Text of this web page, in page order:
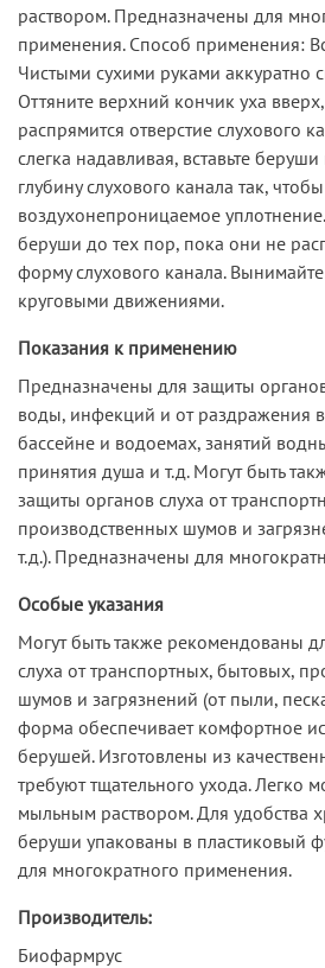
раствором. Предназначены для
применения. Способ применения:
Чистыми сухими руками аккуратно
Оттяните верхний кончик уха
распрямится отверстие слухового
слегка надавливая, вставьте
глубину слухового канала так,
воздухонепроницаемое
беруши до тех пор, пока они не
форму слухового канала.
круговыми движениями.
Показания к применению
Предназначены для защиты
воды, инфекций и от раздражения
бассейне и водоемах, занятий
принятия душа и т.д. Могут быть
защиты органов слуха от
производственных шумов и
т.д.). Предназначены для
Особые указания
Могут быть также рекомендованы
слуха от транспортных, бытовых,
шумов и загрязнений (от пыли,
форма обеспечивает комфортное
берушей. Изготовлены из
требуют тщательного ухода. Легко
мыльным раствором. Для удобства
беруши упакованы в пластиковый
для многократного применения.
Производитель:
Биофармрус